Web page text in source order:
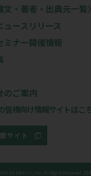
・著者・出典元一覧）
ュースリリース
ミナー開催情報
のご案内
皆様向け情報サイトはこ
サイト
SIGMAX Co., Ltd. All Rights Reserved. 日